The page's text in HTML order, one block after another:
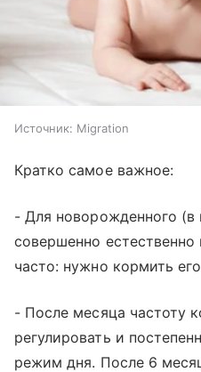
Источник: Migration
Кратко самое важное:
- Для новорожденного
совершенно естественно
часто: нужно кормить
- После месяца частоту
регулировать и
режим дня. После 6